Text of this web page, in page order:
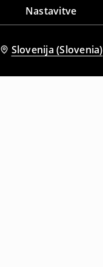
Nastavitve
Slovenija (Slovenia)